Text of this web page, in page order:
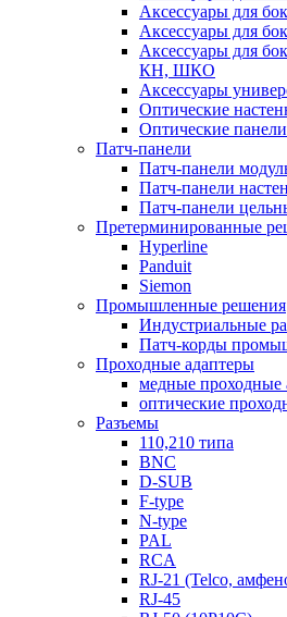
Аксессуары для
Аксессуары для
Аксессуары для
КН, ШКО
Аксессуары
Оптические
Оптические
Патч-панели
Патч-панели
Патч-панели
Патч-панели
Претерминированные
Hyperline
Panduit
Siemon
Промышленные решения
Индустриальные
Патч-корды
Проходные адаптеры
медные проходные
оптические
Разъемы
110,210 типа
BNC
D-SUB
F-type
N-type
PAL
RCA
RJ-21 (Telco,
RJ-45